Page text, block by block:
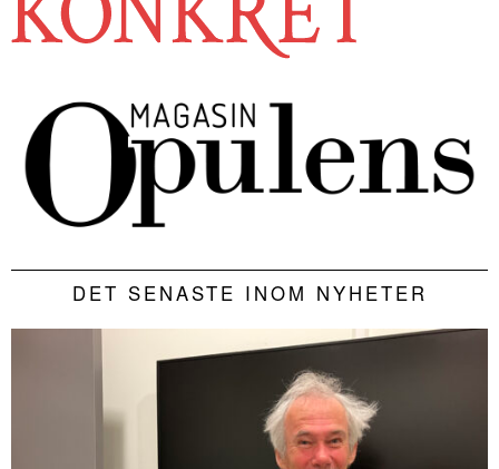
DET SENASTE INOM NYHETER